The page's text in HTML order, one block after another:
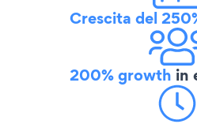
Crescita del
200% growth in